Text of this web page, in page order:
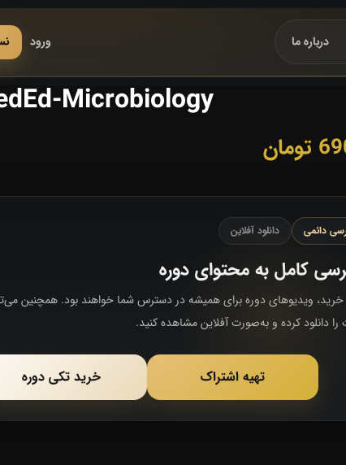
درباره ما ورود
Microbiology
تومان
دائمی دانلود آفلاین
کامل به محتوای دوره
ویدیوهای دوره برای همیشه در دسترس شما خواهند بود. همچنین
دانلود کرده و به‌صورت آفلاین مشاهده کنید.
تهیه اشتراک خرید تکی دوره